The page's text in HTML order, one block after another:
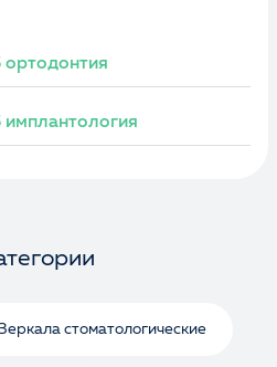
ортодонтия
имплантология
стоматологические